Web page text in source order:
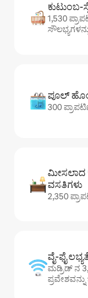
ಕುಟುಂಬ-
1,530
ಪೂಲ್
300
ಮೀಸಲಾದ
ವಸತಿಗಳು
2,350
ವೈ-ಫೈ
ಮಡ್ರಿಡ್ ನ